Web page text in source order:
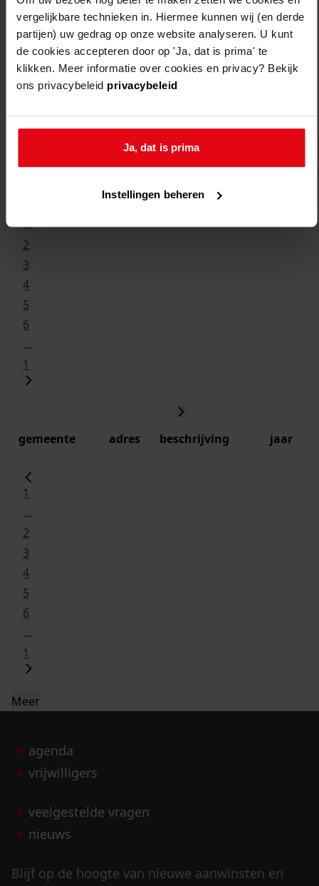
vergelijkbare technieken in. Hiermee kunnen wij (en derde
partijen) uw gedrag op onze website analyseren. U kunt
de cookies accepteren door op 'Ja, dat is prima' te
klikken. Meer informatie over cookies en privacy? Bekijk
ons privacybeleid privacybeleid
Ja, dat is prima
Instellingen beheren
...
2
3
4
5
6
...
1
gemeente adres beschrijving jaar
1
...
2
3
4
5
6
...
1
Meer
agenda
vrijwilligers
veelgestelde vragen
nieuws
Blijf op de hoogte van nieuwe aanwinsten en